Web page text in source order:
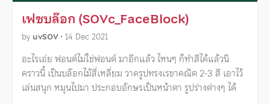
เฟซบล๊อก (SOVc_FaceBlock)
by uvSOV • 14 Dec 2021
อะไรเอ่ย ฟอนต์ไม่ใช่ฟอนต์ มาอีกแล้ว ไหนๆ ก็ทำสีได้แล้วนิ
คราวนี้ เป็นบล๊อกไม้สี่เหลี่ยม วาดรูปทรงเรขาคณิต 2-3 สี เอาไว้
เล่นสนุก หมุนไปมา ประกอบอักษรเป็นหน้าตา รูปร่างต่างๆ ได้